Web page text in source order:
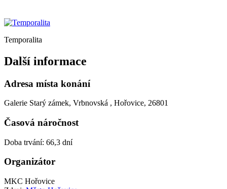
Temporalita
Další informace
Adresa místa konání
Galerie Starý zámek, Vrbnovská , Hořovice, 26801
Časová náročnost
Doba trvání: 66,3 dní
Organizátor
MKC Hořovice